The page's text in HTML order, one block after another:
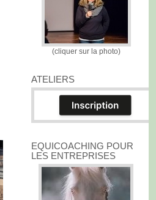
(cliquer sur la photo)
ATELIERS
EQUICOACHING POUR
LES ENTREPRISES